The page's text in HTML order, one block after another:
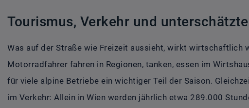
Tourismus, Verkehr und
Was auf der Straße wie Freizeit aussieht, wirkt wirtschaftlich
Motorradfahrer fahren in Regionen, tanken, essen im
für viele alpine Betriebe ein wichtiger Teil der Saison.
im Verkehr: Allein in Wien werden jährlich etwa 289.000